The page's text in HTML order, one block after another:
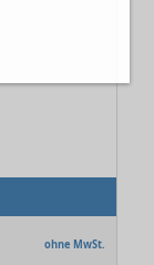
ohne MwSt.